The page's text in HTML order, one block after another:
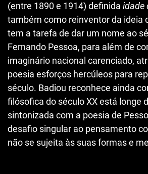
(entre 1890 e 1914) definida idade
também como reinventor da ideia
tem a tarefa de dar um nome ao
Fernando Pessoa, para além de
imaginário nacional carenciado,
poesia esforços hercúleos para
século. Badiou reconhece ainda
filósofica do século XX está longe
sintonizada com a poesia de
desafio singular ao pensamento
não se sujeita às suas formas e